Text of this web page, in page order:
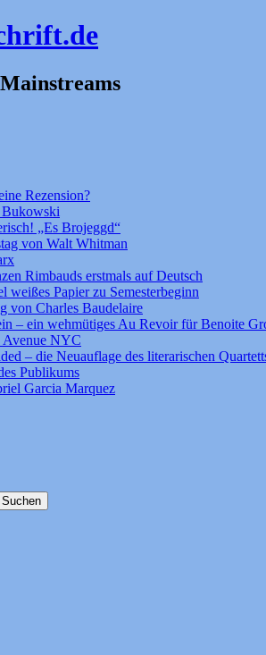
Rezension?
Bukowski
„Es Brojeggd“
von Walt Whitman
Rimbauds erstmals auf Deutsch
weißes Papier zu Semesterbeginn
von Charles Baudelaire
– ein wehmütiges Au Revoir für Benoite
NYC
– die Neuauflage des literarischen
Publikums
Garcia Marquez